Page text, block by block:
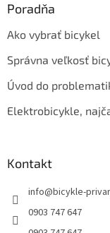
Poradňa
Ako vybrať bicykel
Správna veľkosť
Úvod do
Elektrobicykle,
Kontakt
info@bicykle-
0903 747 647